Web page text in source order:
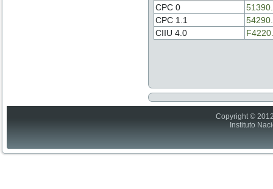
CPC 0
CPC 1.1
CIIU 4.0
Copyright ©
Instituto